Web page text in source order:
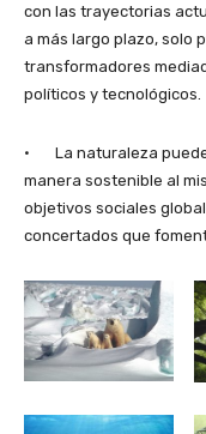
con las trayectorias
a más largo plazo, solo
transformadores
políticos y tecnológicos.
· La naturaleza puede
manera sostenible al
objetivos sociales
concertados que